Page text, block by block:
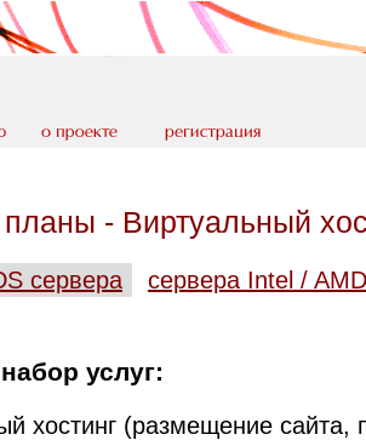
- Виртуальный
сервера сервера Intel / AMD
услуг:
хостинг (размещение сайта,